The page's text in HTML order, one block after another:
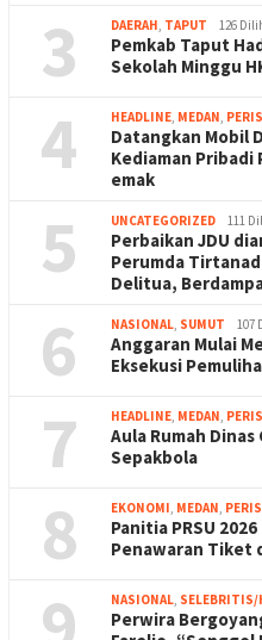
3 DAERAH, TAPUT 126
Pemkab Taput
Sekolah Minggu
4 HEADLINE, MEDAN,
Datangkan Mobil
Kediaman Pribadi
emak
5 UNCATEGORIZED 111
Perbaikan JDU
Perumda
Delitua,
6 NASIONAL, SUMUT 107
Anggaran Mulai
Eksekusi
7 HEADLINE, MEDAN,
Aula Rumah
Sepakbola
8 EKONOMI, MEDAN,
Panitia PRSU
Penawaran Tiket
NASIONAL, SELEBRITIS/
Perwira